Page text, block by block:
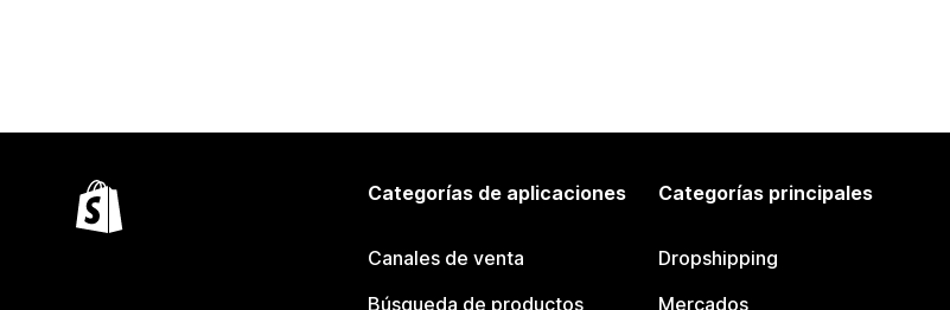
Categorías de aplicaciones
Canales de venta
Búsqueda de productos
Categorías principales
Dropshipping
Mercados